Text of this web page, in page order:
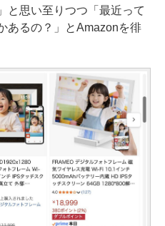
思い至りつつ「最近って
あるの？」とAmazonを徘